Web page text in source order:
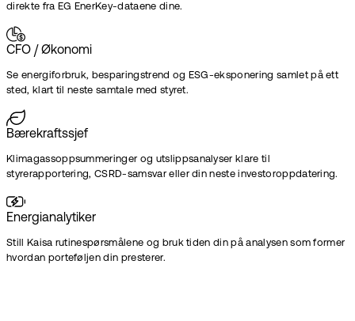
direkte fra EG EnerKey-dataene dine.
CFO / Økonomi
Se energiforbruk, besparingstrend og ESG-eksponering samlet på ett
sted, klart til neste samtale med styret.
Bærekraftssjef
Klimagassoppsummeringer og utslippsanalyser klare til
styrerapportering, CSRD-samsvar eller din neste investoroppdatering.
Energianalytiker
Still Kaisa rutinespørsmålene og bruk tiden din på analysen som former
hvordan porteføljen din presterer.